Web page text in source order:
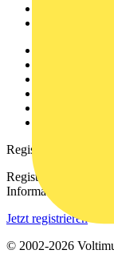
Registrierung
Registrieren Sie sich
Informationen aus
Jetzt registrieren
© 2002-2026